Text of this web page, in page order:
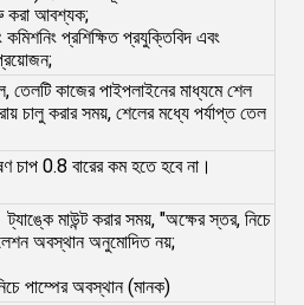
করা আবশ্যক;
প্রশিক্ষিত প্রযুক্তিবিদ এবং
তেলটি কাজের পাইপলাইনের মাধ্যমে শেল
চালু করার সময়, শেলের মধ্যে পর্যাপ্ত তেল
0.8 বারের কম হতে হবে না।
মাউন্ট করার সময়, "অক্ষের স্তর, নিচে
অবস্থান অনুমোদিত নয়;
পাম্পের অবস্থান (মানক)